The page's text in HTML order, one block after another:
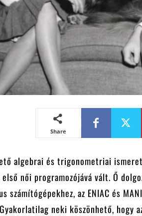
Share
algebrai és trigonometriai
női programozójává vált. Ő
számítógépekhez, az ENIAC és
neki köszönhető, hogy